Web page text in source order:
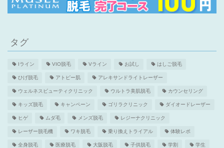
タグ
Iライン VIO脱毛 Vライン お試し はしご脱毛
ひげ脱毛 アトピー肌 アレキサンドライトレーザー
ウェルネスビューティクリニック ウルトラ美肌脱毛 カウンセリング
キッズ脱毛 キャンペーン ゴリラクリニック ダイオードレーザー
ヒゲ ムダ毛 メンズ脱毛 レジーナクリニック
レーザー脱毛機 ワキ脱毛 乗り換えトライアル 体験レポ
全身脱毛 医療脱毛 大阪脱毛 子供脱毛 学割 学生